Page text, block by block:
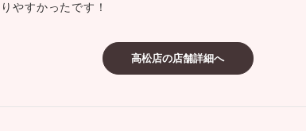
ーズサポート
予約について
やすかったです！
高松店の店舗詳細へ